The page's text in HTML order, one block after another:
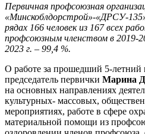
Первичная профсоюзная
«Минскоблдорстрой»-«ДРСУ-
рядах 166 человекиз 167 всех
профсоюзным членством в 2019-
2023 г. – 99,4 %.
О работе за прошедший 5-
председатель первички Марина
на основных направлениях
культурных- массовых,
мероприятиях, работе в сфере
материальной помощи из